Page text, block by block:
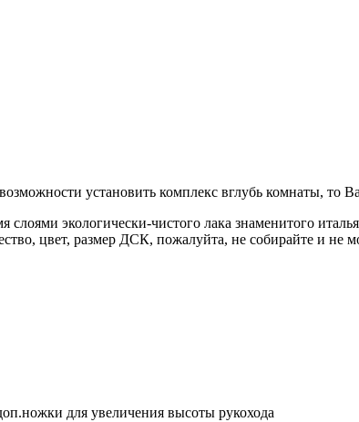
установить комплекс вглубь комнаты,
экологически-чистого лака знаменитого
цвет, размер ДСК, пожалуйта, не собирайте и не
для увеличения высоты рукохода